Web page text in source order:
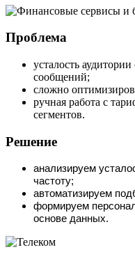
Проблема
усталость
сообщений;
сложно
ручная работа с
сегментов.
Решение
анализируем
частоту;
автоматизируем
формируем
основе данных.